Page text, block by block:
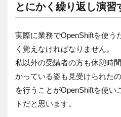
とにかく繰り返し演習
実際に業務でOpenShiftを使う
く覚えなければなりません。
私以外の受講者の方も休憩時
かっている姿も見受けられた
を行うことがOpenShiftを使い
トだと思います。